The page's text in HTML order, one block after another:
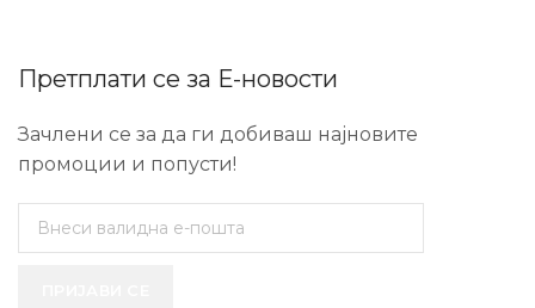
Претплати се за Е-новости
Зачлени се за да ги добиваш најновите
промоции и попусти!